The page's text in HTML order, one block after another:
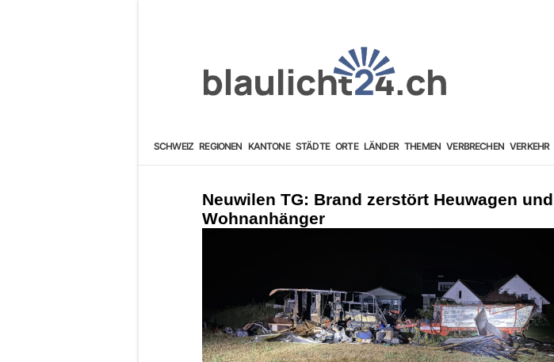
SCHWEIZ REGIONEN KANTONE STÄDTE ORTE LÄNDER THEMEN VERBRECHEN VERKEHR
Neuwilen TG: Brand zerstört Heuwagen und
Wohnanhänger